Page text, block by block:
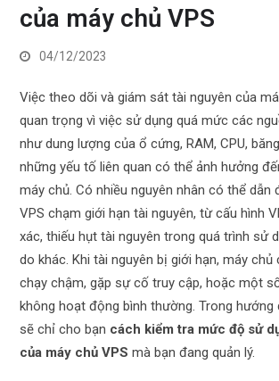
của máy chủ VPS
04/12/2023
Việc theo dõi và giám sát tài nguyên của
quan trọng vì việc sử dụng quá mức các
như dung lượng của ổ cứng, RAM, CPU,
những yếu tố liên quan có thể ảnh hưởng
máy chủ. Có nhiều nguyên nhân có thể dẫn
VPS chạm giới hạn tài nguyên, từ cấu hình
xác, thiếu hụt tài nguyên trong quá trình sử
do khác. Khi tài nguyên bị giới hạn, máy
chạy chậm, gặp sự cố truy cập, hoặc một
không hoạt động bình thường. Trong hướng
sẽ chỉ cho bạn cách kiểm tra mức độ sử
của máy chủ VPS mà bạn đang quản lý.